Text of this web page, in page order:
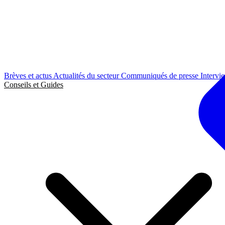
Brèves et actus Actualités du secteurCommuniqués de presse
Conseils et Guides